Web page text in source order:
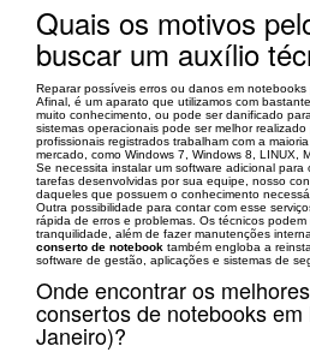
Quais os motivos
buscar um auxílio
Reparar possíveis erros ou danos em notebooks
Afinal, é um aparato que utilizamos com
muito conhecimento, ou pode ser danificado
sistemas operacionais pode ser melhor
profissionais registrados trabalham com a
mercado, como Windows 7, Windows 8, LINUX,
Se necessita instalar um software adicional
tarefas desenvolvidas por sua equipe, nosso
daqueles que possuem o conhecimento
Outra possibilidade para contar com esse
rápida de erros e problemas. Os técnicos
tranquilidade, além de fazer manutenções
conserto de notebook também engloba a
software de gestão, aplicações e sistemas de
Onde encontrar os
consertos de notebooks
Janeiro)?